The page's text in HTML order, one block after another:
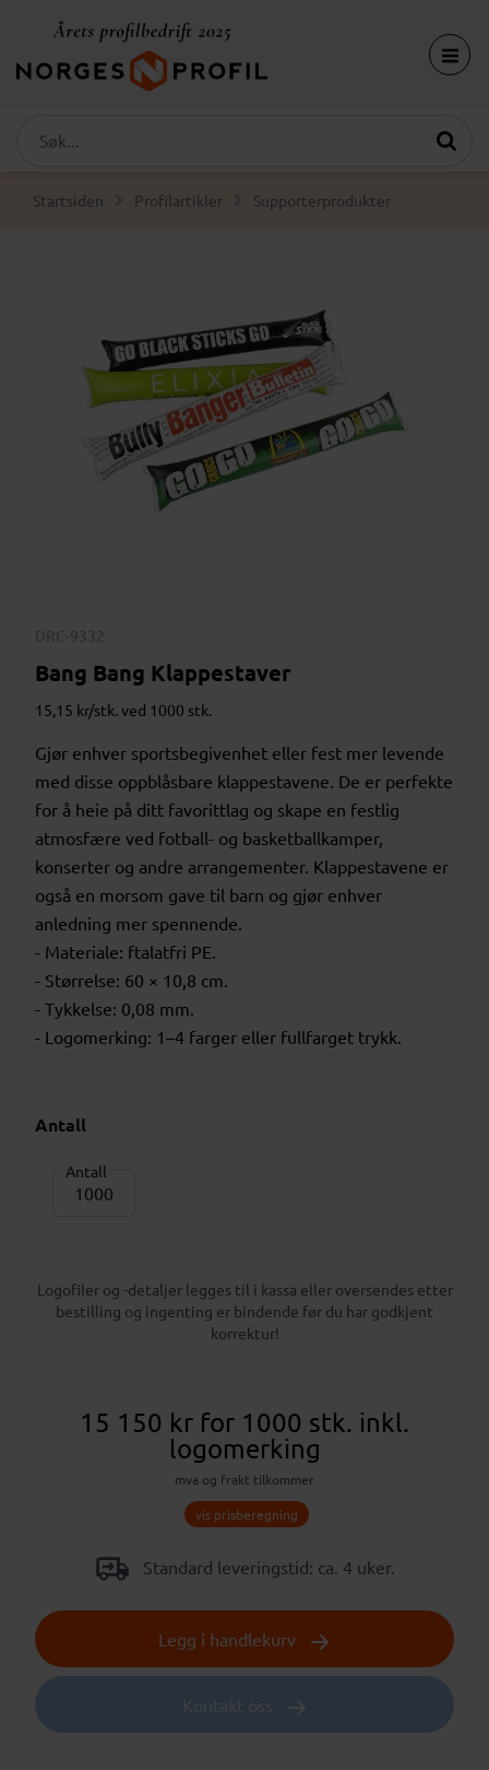
Startsiden Profilartikler Supporterprodukter
DRC-9332
Bang Bang Klappestaver
15,15 kr/stk. ved 1000 stk.
Gjør enhver sportsbegivenhet eller fest mer levende
med disse oppblåsbare klappestavene. De er perfekte
for å heie på ditt favorittlag og skape en festlig
atmosfære ved fotball- og basketballkamper,
konserter og andre arrangementer. Klappestavene er
også en morsom gave til barn og gjør enhver
anledning mer spennende.
- Materiale: ftalatfri PE.
- Størrelse: 60 × 10,8 cm.
- Tykkelse: 0,08 mm.
- Logomerking: 1–4 farger eller fullfarget trykk.
Antall
Antall
Logofiler og -detaljer legges til i kassa eller oversendes etter
bestilling og ingenting er bindende før du har godkjent
korrektur!
15 150 kr for 1000 stk. inkl.
logomerking
mva og frakt tilkommer
vis prisberegning
Standard leveringstid: ca. 4 uker.
Legg i handlekurv
Kontakt oss